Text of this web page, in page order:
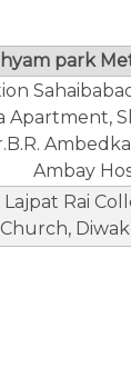
park
Apartment,
Ambay
Rai
Church,